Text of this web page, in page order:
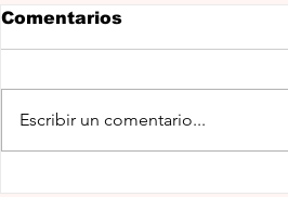
Comentarios
Escribir un comentario...